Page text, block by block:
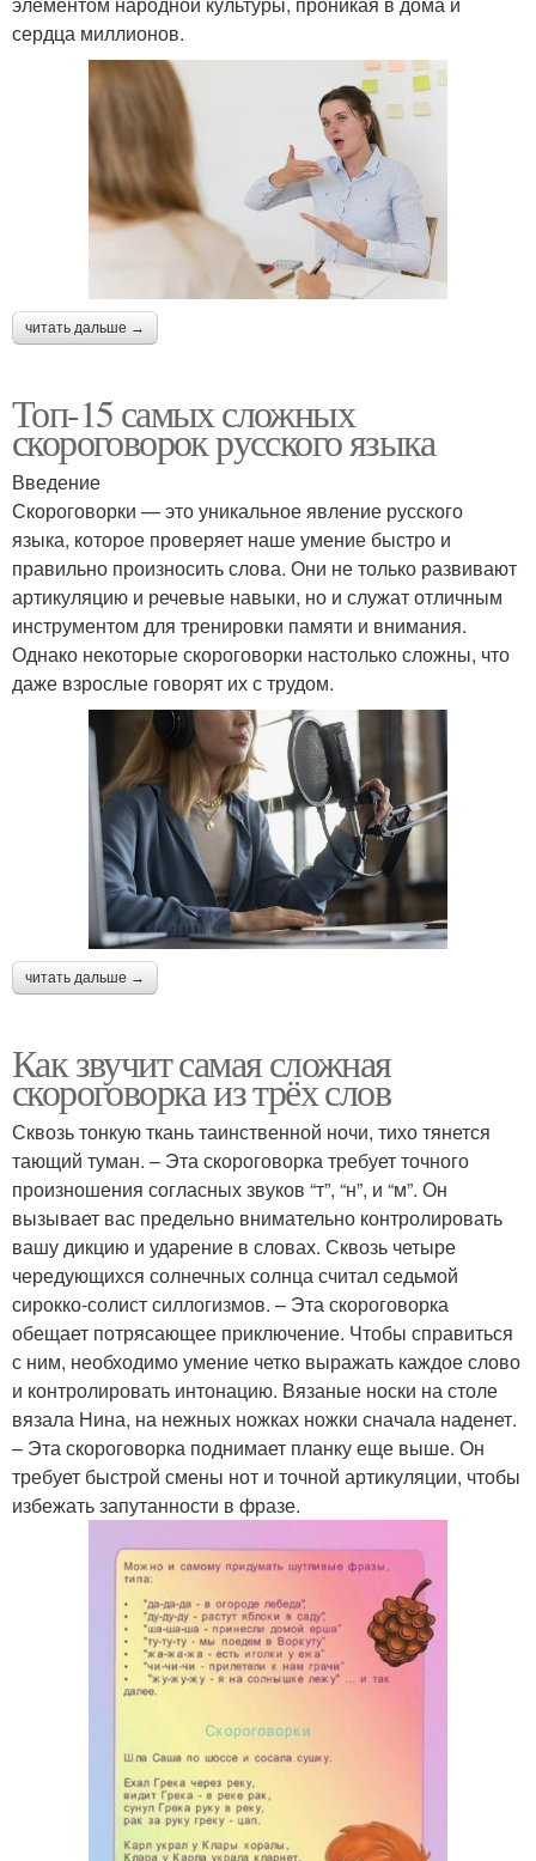
сердца миллионов.
читать дальше →
Топ-15 самых сложных
скороговорок русского языка
Введение
Скороговорки — это уникальное явление русского
языка, которое проверяет наше умение быстро и
правильно произносить слова. Они не только развивают
артикуляцию и речевые навыки, но и служат отличным
инструментом для тренировки памяти и внимания.
Однако некоторые скороговорки настолько сложны, что
даже взрослые говорят их с трудом.
читать дальше →
Как звучит самая сложная
скороговорка из трёх слов
Сквозь тонкую ткань таинственной ночи, тихо тянется
тающий туман. – Эта скороговорка требует точного
произношения согласных звуков “т”, “н”, и “м”. Он
вызывает вас предельно внимательно контролировать
вашу дикцию и ударение в словах. Сквозь четыре
чередующихся солнечных солнца считал седьмой
сирокко-солист силлогизмов. – Эта скороговорка
обещает потрясающее приключение. Чтобы справиться
с ним, необходимо умение четко выражать каждое слово
и контролировать интонацию. Вязаные носки на столе
вязала Нина, на нежных ножках ножки сначала наденет.
– Эта скороговорка поднимает планку еще выше. Он
требует быстрой смены нот и точной артикуляции, чтобы
избежать запутанности в фразе.